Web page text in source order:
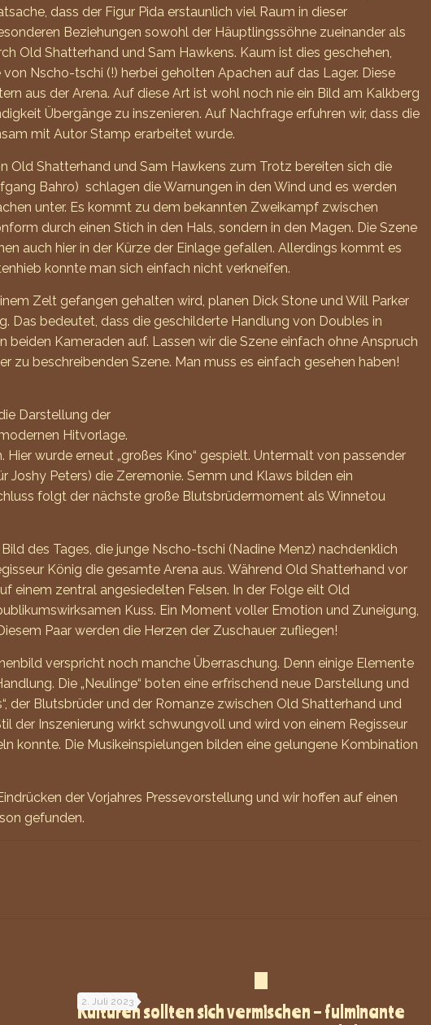
dass der Figur Pida erstaunlich viel Raum in dieser
Beziehungen sowohl der Häuptlingssöhne zueinander als
Old Shatterhand und Sam Hawkens. Kaum ist dies geschehen,
Nscho-tschi (!) herbei geholten Apachen auf das Lager. Diese
aus der Arena. Auf diese Art ist wohl noch nie ein Bild am Kalkberg
Übergänge zu inszenieren. Auf Nachfrage erfuhren wir, dass die
mit Autor Stamp erarbeitet wurde.
Old Shatterhand und Sam Hawkens zum Trotz bereiten sich die
Bahro) schlagen die Warnungen in den Wind und es werden
unter. Es kommt zu dem bekannten Zweikampf zwischen
durch einen Stich in den Hals, sondern in den Magen. Die Szene
auch hier in der Kürze der Einlage gefallen. Allerdings kommt es
konnte man sich einfach nicht verkneifen.
Zelt gefangen gehalten wird, planen Dick Stone und Will Parker
Das bedeutet, dass die geschilderte Handlung von Doubles in
Kameraden auf. Lassen wir die Szene einfach ohne Anspruch
beschreibenden Szene. Man muss es einfach gesehen haben!
Darstellung der
Hitvorlage.
wurde erneut „großes Kino“ gespielt. Untermalt von passender
Peters) die Zeremonie. Semm und Klaws bilden ein
folgt der nächste große Blutsbrüdermoment als Winnetou
des Tages, die junge Nscho-tschi (Nadine Menz) nachdenklich
König die gesamte Arena aus. Während Old Shatterhand vor
einem zentral angesiedelten Felsen. In der Folge eilt Old
Kuss. Ein Moment voller Emotion und Zuneigung,
Paar werden die Herzen der Zuschauer zufliegen!
verspricht noch manche Überraschung. Denn einige Elemente
Die „Neulinge“ boten eine erfrischend neue Darstellung und
der Blutsbrüder und der Romanze zwischen Old Shatterhand und
der Inszenierung wirkt schwungvoll und wird von einem Regisseur
konnte. Die Musikeinspielungen bilden eine gelungene Kombination
der Vorjahres Pressevorstellung und wir hoffen auf einen
gefunden.
2. Juli 2023
Kulturen sollten sich vermischen – fulminante